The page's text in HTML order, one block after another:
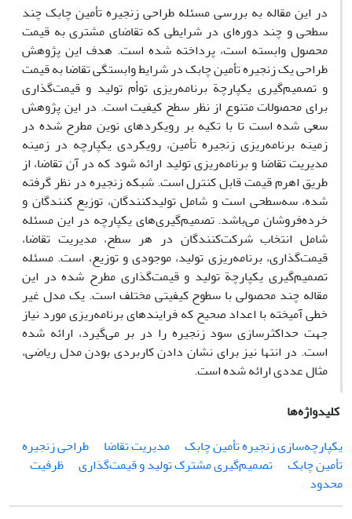
در این مقاله به بررسی مسئله طراحی زنجیره تأمین چابک چند
سطحی و چند دوره‌ای در شرایطی که تقاضای مشتری به قیمت
محصول وابسته است، پرداخته شده است. هدف این پژوهش
طراحی یک زنجیره تأمین چابک در شرایط وابستگی تقاضا به قیمت
و تصمیم‌گیری یکپارچة برنامه‌ریزی توأم تولید و قیمت‌گذاری
برای محصولات متنوع از نظر سطح کیفیت است. در این پژوهش
سعی شده‌ است تا با تکیه بر رویکرد‌های نوین مطرح شده در
زمینه برنامه‌ریزی زنجیره تأمین، رویکردی یکپارچه در زمینه
مدیریت تقاضا و برنامه‌ریزی تولید ارائه شود که در آن تقاضا، از
طریق اهرم قیمت قابل کنترل است. شبکه زنجیره در نظر گرفته
شده، سه‌سطحی است و شامل تولیدکنندگان، توزیع کنندگان و
خرده‌فروشان می‌باشد. تصمیم‌گیری‌های یکپارچه در این مسئله
شامل انتخاب شرکت‌کنندگان در هر سطح، مدیریت تقاضا،
قیمت‌گذاری، برنامه‌ریزی تولید، موجودی و توزیع، است. مسئله
تصمیم‌گیری یکپارچة تولید و قیمت‌گذاری مطرح شده در این
مقاله چند محصولی با سطوح کیفیتی مختلف است. یک مدل غیر
خطی آمیخته با اعداد صحیح که فرایندهای برنامه‌ریزی مورد نیاز
جهت حداکثرسازی سود زنجیره را در بر می‌گیرد، ارائه شده
است. در انتها نیز برای نشان دادن کاربردی بودن مدل ریاضی،
مثال‌ عددی ارائه شده است.
کلیدواژه‌ها
یکپارچه‌سازی زنجیره‌ تأمین چابک
مدیریت تقاضا
طراحی زنجیره
‌تأمین چابک
تصمیم‌گیری مشترک تولید و قیمت‌گذاری
ظرفیت
محدود